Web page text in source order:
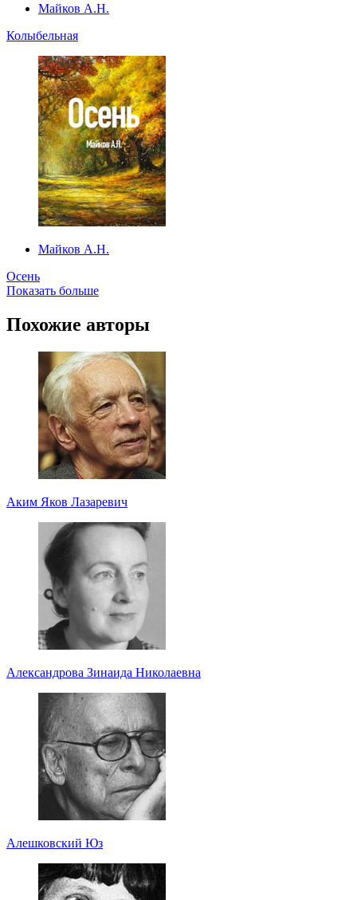
Майков А.Н.
Колыбельная
Майков А.Н.
Осень
Показать больше
Похожие авторы
Аким Яков Лазаревич
Александрова Зинаида Николаевна
Алешковский Юз